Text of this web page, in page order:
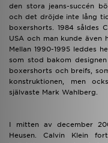
den stora jeans-succén
och det dröjde inte lång
boxershorts. 1984 såldes
USA och man kunde även
Mellan 1990-1995 leddes
som stod bakom
boxershorts och breifs,
konstruktionen, men
självaste Mark Wahlberg.
I mitten av december
Heusen. Calvin Klein